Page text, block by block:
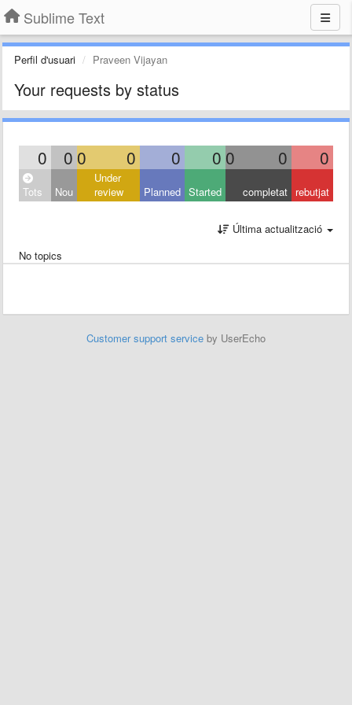
Sublime Text
Perfil d'usuari Praveen Vijayan
Your requests by status
0 0 0 0 0 0 0 0 0
Tots Nou
Under
review
Planned Started completat rebutjat
Última actualització
No topics
Customer support service by UserEcho